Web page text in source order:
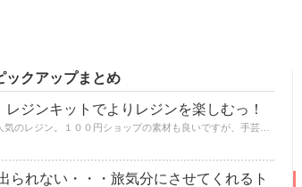
ックアップまとめ
レジンキットでよりレジンを楽しむっ！
られない・・・旅気分にさせてくれるト